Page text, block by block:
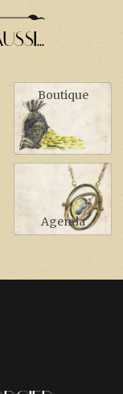
Boutique
Agenda